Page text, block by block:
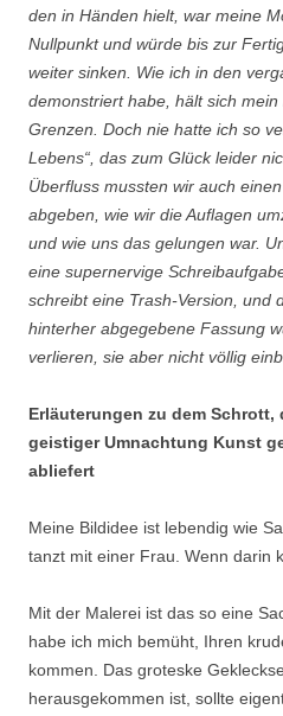
den in Händen hielt, war meine
Nullpunkt und würde bis zur
weiter sinken. Wie ich in den
demonstriert habe, hält sich
Grenzen. Doch nie hatte ich so
Lebens“, das zum Glück leider
Überfluss mussten wir auch
abgeben, wie wir die Auflagen
und wie uns das gelungen war.
eine supernervige
schreibt eine Trash-Version, und
hinterher abgegebene Fassung
verlieren, sie aber nicht völlig
Erläuterungen zu dem Schrott,
geistiger Umnachtung Kunst
abliefert
Meine Bildidee ist lebendig wie
tanzt mit einer Frau. Wenn darin
Mit der Malerei ist das so eine
habe ich mich bemüht, Ihren
kommen. Das groteske
herausgekommen ist, sollte